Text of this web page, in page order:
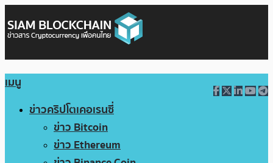
เมนู
ข่าวคริปโตเคอเรนซี่
ข่าว Bitcoin
ข่าว Ethereum